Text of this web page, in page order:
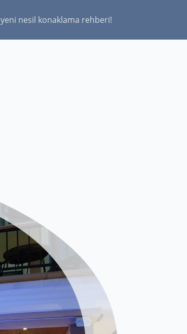
yeni nesil konaklama rehberi!